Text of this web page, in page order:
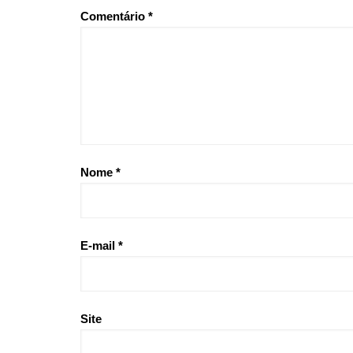
Comentário *
Nome *
E-mail *
Site